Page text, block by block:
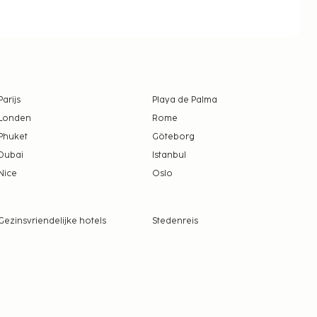
Parijs
Playa de Palma
Londen
Rome
Phuket
Göteborg
Dubai
Istanbul
Nice Oslo
hotels
Stedenreis